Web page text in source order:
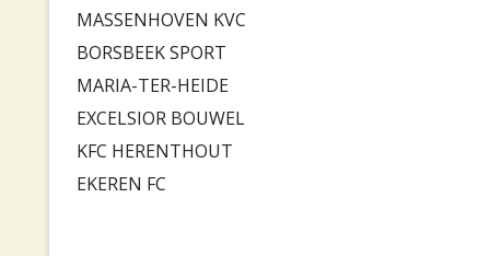
MASSENHOVEN KVC
BORSBEEK SPORT
MARIA-TER-HEIDE
EXCELSIOR BOUWEL
KFC HERENTHOUT
EKEREN FC